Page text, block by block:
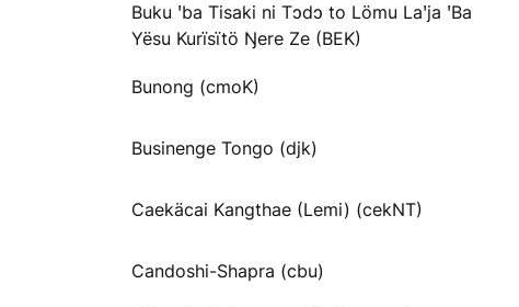
Buku ꞌba Tisaki ni Tɔdɔ to Lömu Laꞌja ꞌBa
Yësu Kurïsïtö Ŋere Ze (BEK)
Bunong (cmoK)
Businenge Tongo (djk)
Caekäcai Kangthae (Lemi) (cekNT)
Candoshi-Shapra (cbu)